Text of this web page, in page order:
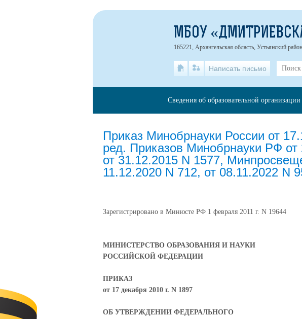
Приказ Минобрнауки России от
ред. Приказов Минобрнауки РФ от
от 31.12.2015 N 1577,
11.12.2020 N 712, от 08.11.2022 N
Зарегистрировано в Минюсте РФ 1 февраля 2011 г. N 19644
МИНИСТЕРСТВО ОБРАЗОВАНИЯ И НАУКИ
РОССИЙСКОЙ ФЕДЕРАЦИИ
ПРИКАЗ
от 17 декабря 2010 г. N 1897
ОБ УТВЕРЖДЕНИИ ФЕДЕРАЛЬНОГО
МБОУ
165221, Архангельская область, Устьянский
Написать письмо
Сведения об образовательной организации